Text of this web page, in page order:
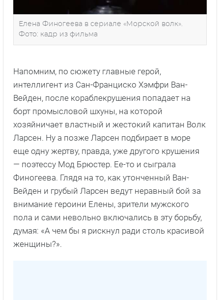
Елена Финогеева в сериале «Морской волк».
Фото: кадр из фильма
Напомним, по сюжету главные герой,
интеллигент из Сан-Франциско Хэмфри Ван-
Вейден, после кораблекрушения попадает на
борт промысловой шхуны, на которой
хозяйничает властный и жестокий капитан Волк
Ларсен. Ну а позже Ларсен подбирает в море
еще одну жертву, правда, уже другого крушения
— поэтессу Мод Брюстер. Ее-то и сыграла
Финогеева. Глядя на то, как утонченный Ван-
Вейден и грубый Ларсен ведут неравный бой за
внимание героини Елены, зрители мужского
пола и сами невольно включались в эту борьбу,
думая: «А чем бы я рискнул ради столь красивой
женщины?».